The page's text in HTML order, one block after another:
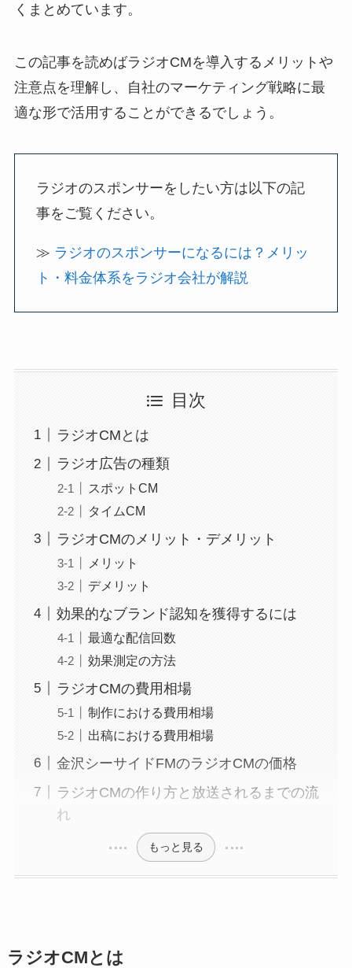
くまとめています。
この記事を読めばラジオCMを導入するメリットや
注意点を理解し、自社のマーケティング戦略に最
適な形で活用することができるでしょう。
ラジオのスポンサーをしたい方は以下の記
事をご覧ください。
≫ ラジオのスポンサーになるには？メリッ
ト・料金体系をラジオ会社が解説
目次
ラジオCMとは
ラジオ広告の種類
スポットCM
タイムCM
ラジオCMのメリット・デメリット
メリット
デメリット
効果的なブランド認知を獲得するには
最適な配信回数
効果測定の方法
ラジオCMの費用相場
制作における費用相場
出稿における費用相場
金沢シーサイドFMのラジオCMの価格
ラジオCMの作り方と放送されるまでの流
れ
もっと見る
ラジオCMとは